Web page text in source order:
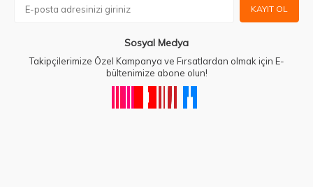
KAYIT OL
Sosyal Medya
Takipçilerimize Özel Kampanya ve Fırsatlardan olmak için E-
bültenimize abone olun!